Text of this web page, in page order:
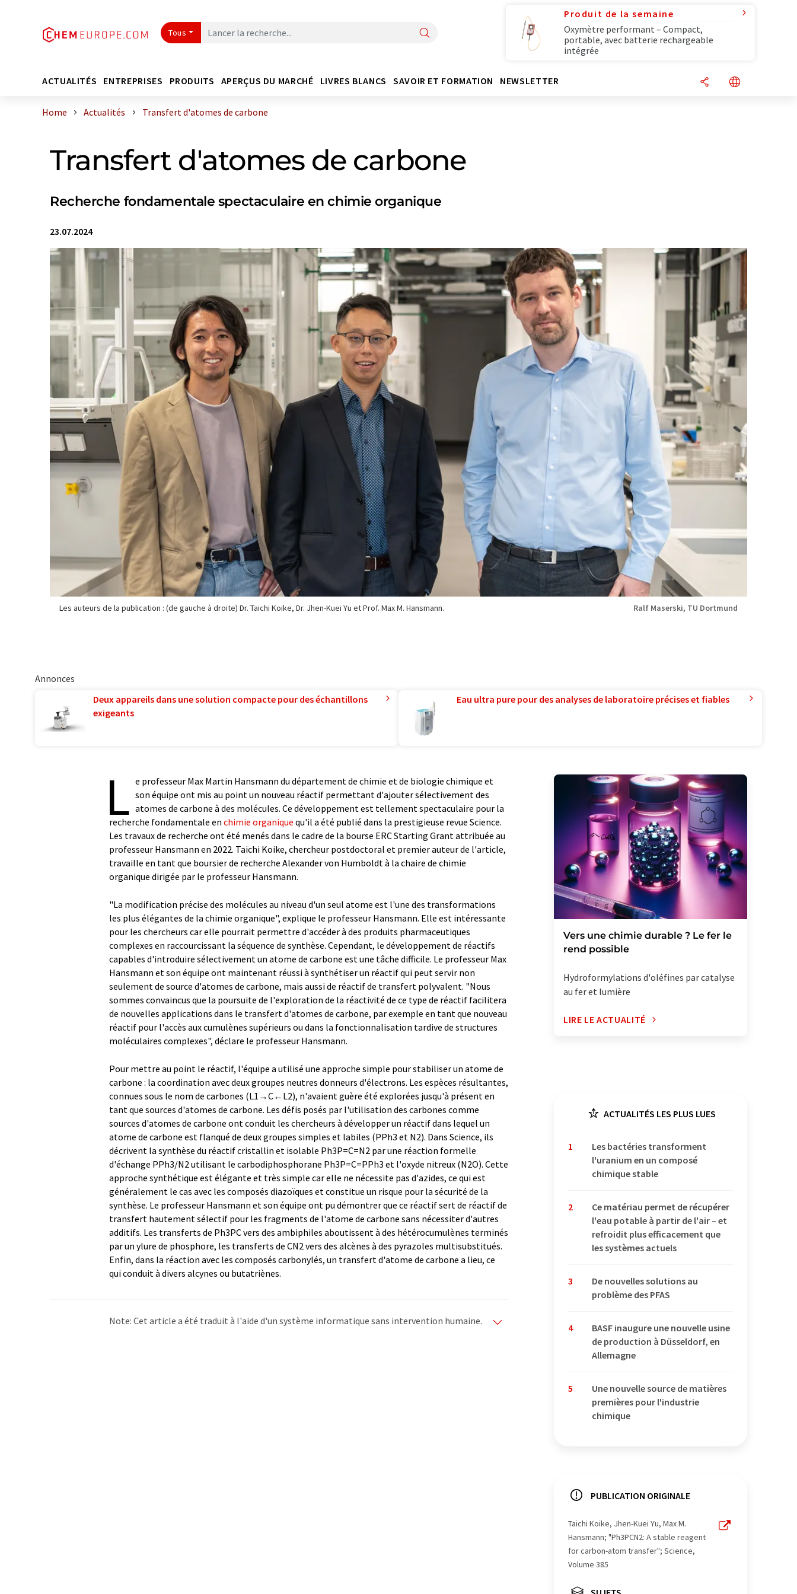
Tous
Produit de la semaine
Oxymètre performant – Compact,
portable, avec batterie rechargeable
intégrée
ACTUALITÉS ENTREPRISES PRODUITS APERÇUS DU MARCHÉ LIVRES BLANCS SAVOIR ET FORMATION NEWSLETTER
Home Actualités Transfert d'atomes de carbone
Transfert d'atomes de carbone
Recherche fondamentale spectaculaire en chimie organique
23.07.2024
Les auteurs de la publication : (de gauche à droite) Dr. Taichi Koike, Dr. Jhen-Kuei Yu et Prof. Max M. Hansmann. Ralf Maserski​, TU Dortmund
Annonces
Deux appareils dans une solution compacte pour des échantillons
exigeants
Eau ultra pure pour des analyses de laboratoire précises et fiables
L e professeur Max Martin Hansmann du département de chimie et de biologie chimique et
son équipe ont mis au point un nouveau réactif permettant d'ajouter sélectivement des
atomes de carbone à des molécules. Ce développement est tellement spectaculaire pour la
recherche fondamentale en chimie organique qu'il a été publié dans la prestigieuse revue Science.
Les travaux de recherche ont été menés dans le cadre de la bourse ERC Starting Grant attribuée au
professeur Hansmann en 2022. Taichi Koike, chercheur postdoctoral et premier auteur de l'article,
travaille en tant que boursier de recherche Alexander von Humboldt à la chaire de chimie
organique dirigée par le professeur Hansmann.
"La modification précise des molécules au niveau d'un seul atome est l'une des transformations
les plus élégantes de la chimie organique", explique le professeur Hansmann. Elle est intéressante
pour les chercheurs car elle pourrait permettre d'accéder à des produits pharmaceutiques
complexes en raccourcissant la séquence de synthèse. Cependant, le développement de réactifs
capables d'introduire sélectivement un atome de carbone est une tâche difficile. Le professeur Max
Hansmann et son équipe ont maintenant réussi à synthétiser un réactif qui peut servir non
seulement de source d'atomes de carbone, mais aussi de réactif de transfert polyvalent. "Nous
sommes convaincus que la poursuite de l'exploration de la réactivité de ce type de réactif facilitera
de nouvelles applications dans le transfert d'atomes de carbone, par exemple en tant que nouveau
réactif pour l'accès aux cumulènes supérieurs ou dans la fonctionnalisation tardive de structures
moléculaires complexes", déclare le professeur Hansmann.
Pour mettre au point le réactif, l'équipe a utilisé une approche simple pour stabiliser un atome de
carbone : la coordination avec deux groupes neutres donneurs d'électrons. Les espèces résultantes,
connues sous le nom de carbones (L1→C←L2), n'avaient guère été explorées jusqu'à présent en
tant que sources d'atomes de carbone. Les défis posés par l'utilisation des carbones comme
sources d'atomes de carbone ont conduit les chercheurs à développer un réactif dans lequel un
atome de carbone est flanqué de deux groupes simples et labiles (PPh3 et N2). Dans Science, ils
décrivent la synthèse du réactif cristallin et isolable Ph3P=C=N2 par une réaction formelle
d'échange PPh3/N2 utilisant le carbodiphosphorane Ph3P=C=PPh3 et l'oxyde nitreux (N2O). Cette
approche synthétique est élégante et très simple car elle ne nécessite pas d'azides, ce qui est
généralement le cas avec les composés diazoïques et constitue un risque pour la sécurité de la
synthèse. Le professeur Hansmann et son équipe ont pu démontrer que ce réactif sert de réactif de
transfert hautement sélectif pour les fragments de l'atome de carbone sans nécessiter d'autres
additifs. Les transferts de Ph3PC vers des ambiphiles aboutissent à des hétérocumulènes terminés
par un ylure de phosphore, les transferts de CN2 vers des alcènes à des pyrazoles multisubstitués.
Enfin, dans la réaction avec les composés carbonylés, un transfert d'atome de carbone a lieu, ce
qui conduit à divers alcynes ou butatriènes.
Note: Cet article a été traduit à l'aide d'un système informatique sans intervention humaine.
Vers une chimie durable ? Le fer le
rend possible
Hydroformylations d'oléfines par catalyse
au fer et lumière
LIRE LE ACTUALITÉ
ACTUALITÉS LES PLUS LUES
1
Les bactéries transforment
l'uranium en un composé
chimique stable
2
Ce matériau permet de récupérer
l'eau potable à partir de l'air – et
refroidit plus efficacement que
les systèmes actuels
3
De nouvelles solutions au
problème des PFAS
4
BASF inaugure une nouvelle usine
de production à Düsseldorf, en
Allemagne
5
Une nouvelle source de matières
premières pour l'industrie
chimique
PUBLICATION ORIGINALE
Taichi Koike, Jhen-Kuei Yu, Max M.
Hansmann; "Ph3PCN2: A stable reagent
for carbon-atom transfer"; Science,
Volume 385